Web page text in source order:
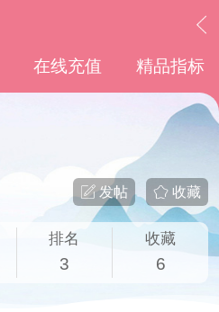
在线充值 精品指标
收藏
发帖
排名
3
收藏
6